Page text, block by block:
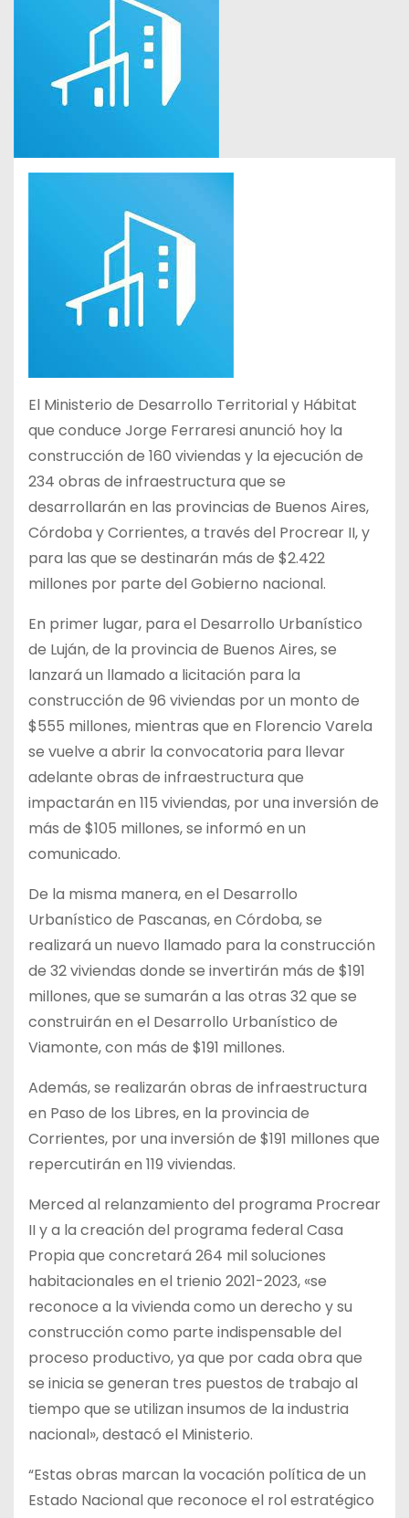
El Ministerio de Desarrollo Territorial y Hábitat
que conduce Jorge Ferraresi anunció hoy la
construcción de 160 viviendas y la ejecución de
234 obras de infraestructura que se
desarrollarán en las provincias de Buenos Aires,
Córdoba y Corrientes, a través del Procrear II, y
para las que se destinarán más de $2.422
millones por parte del Gobierno nacional.
En primer lugar, para el Desarrollo Urbanístico
de Luján, de la provincia de Buenos Aires, se
lanzará un llamado a licitación para la
construcción de 96 viviendas por un monto de
$555 millones, mientras que en Florencio Varela
se vuelve a abrir la convocatoria para llevar
adelante obras de infraestructura que
impactarán en 115 viviendas, por una inversión de
más de $105 millones, se informó en un
comunicado.
De la misma manera, en el Desarrollo
Urbanístico de Pascanas, en Córdoba, se
realizará un nuevo llamado para la construcción
de 32 viviendas donde se invertirán más de $191
millones, que se sumarán a las otras 32 que se
construirán en el Desarrollo Urbanístico de
Viamonte, con más de $191 millones.
Además, se realizarán obras de infraestructura
en Paso de los Libres, en la provincia de
Corrientes, por una inversión de $191 millones que
repercutirán en 119 viviendas.
Merced al relanzamiento del programa Procrear
II y a la creación del programa federal Casa
Propia que concretará 264 mil soluciones
habitacionales en el trienio 2021-2023, «se
reconoce a la vivienda como un derecho y su
construcción como parte indispensable del
proceso productivo, ya que por cada obra que
se inicia se generan tres puestos de trabajo al
tiempo que se utilizan insumos de la industria
nacional», destacó el Ministerio.
“Estas obras marcan la vocación política de un
Estado Nacional que reconoce el rol estratégico